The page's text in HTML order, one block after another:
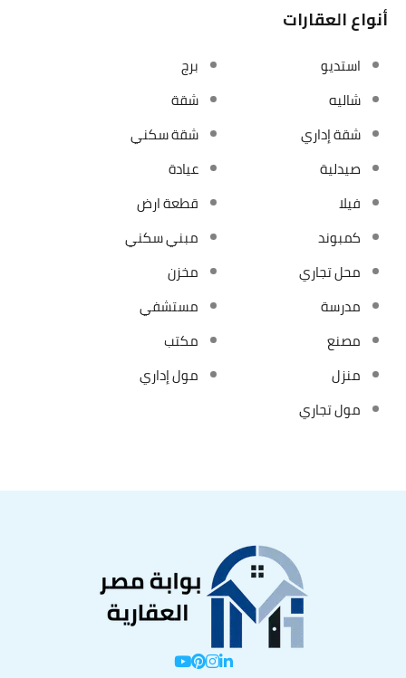
أنواع العقارات
استديو
برج
شاليه
شقة
شقة إداري
شقة سكني
صيدلية
عيادة
فيلا
قطعة ارض
كمبوند
مبني سكني
محل تجاري
مخزن
مدرسة
مستشفي
مصنع
مكتب
منزل
مول إداري
مول تجاري